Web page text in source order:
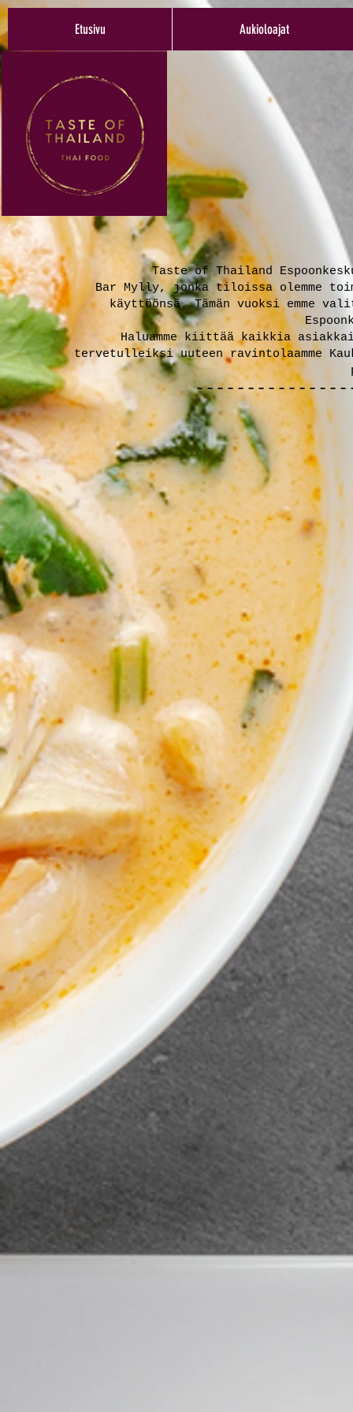
Etusivu Aukioloajat
Taste of Thailand
Bar Mylly, jonka tiloissa olemme
käyttöönsä. Tämän vuoksi emme
Haluamme kiittää kaikkia
tervetulleiksi uuteen ravintolaamme